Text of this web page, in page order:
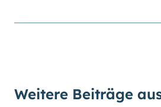
Weitere Beiträge